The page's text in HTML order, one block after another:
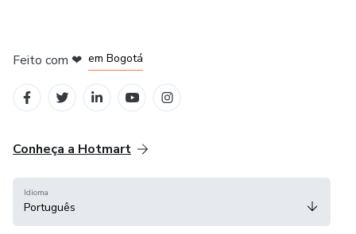
Feito com ❤ em Bogotá
Conheça a Hotmart
Idioma
Português